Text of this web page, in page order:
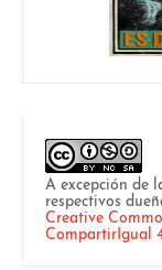
A excepción de
respectivos
Creative
CompartirIgual